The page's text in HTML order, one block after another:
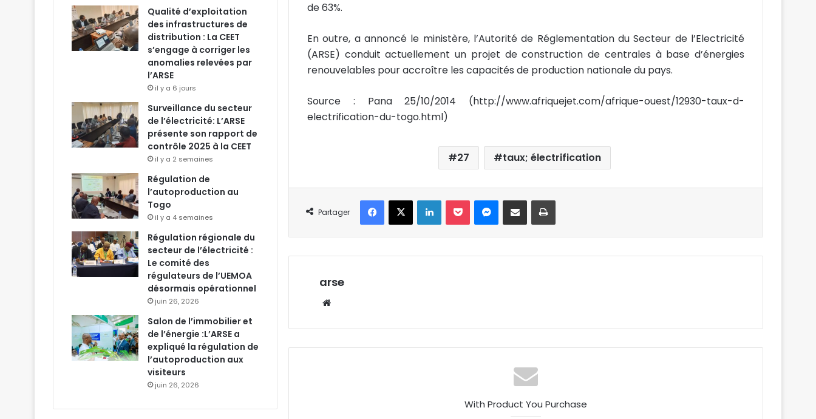
de 63%.
En outre, a annoncé le ministère, l’Autorité de Réglementation du Secteur de l’Electricité
(ARSE) conduit actuellement un projet de construction de centrales à base d’énergies
renouvelables pour accroître les capacités de production nationale du pays.
Source : Pana 25/10/2014 (http://www.afriquejet.com/afrique-ouest/12930-taux-d-
electrification-du-togo.html)
27 taux; électrification
Partager
X Linkedin
arse
sit
e
With Product You Purchase
Qualité d’exploitation
des infrastructures de
distribution : La CEET
s’engage à corriger les
anomalies relevées par
l’ARSE
il y a 6 jours
Surveillance du secteur
de l’électricité: L’ARSE
présente son rapport de
contrôle 2025 à la CEET
il y a 2 semaines
Régulation de
l’autoproduction au
Togo
il y a 4 semaines
Régulation régionale du
secteur de l’électricité :
Le comité des
régulateurs de l’UEMOA
désormais opérationnel
juin 26, 2026
Salon de l’immobilier et
de l’énergie :L’ARSE a
expliqué la régulation de
l’autoproduction aux
visiteurs
juin 26, 2026